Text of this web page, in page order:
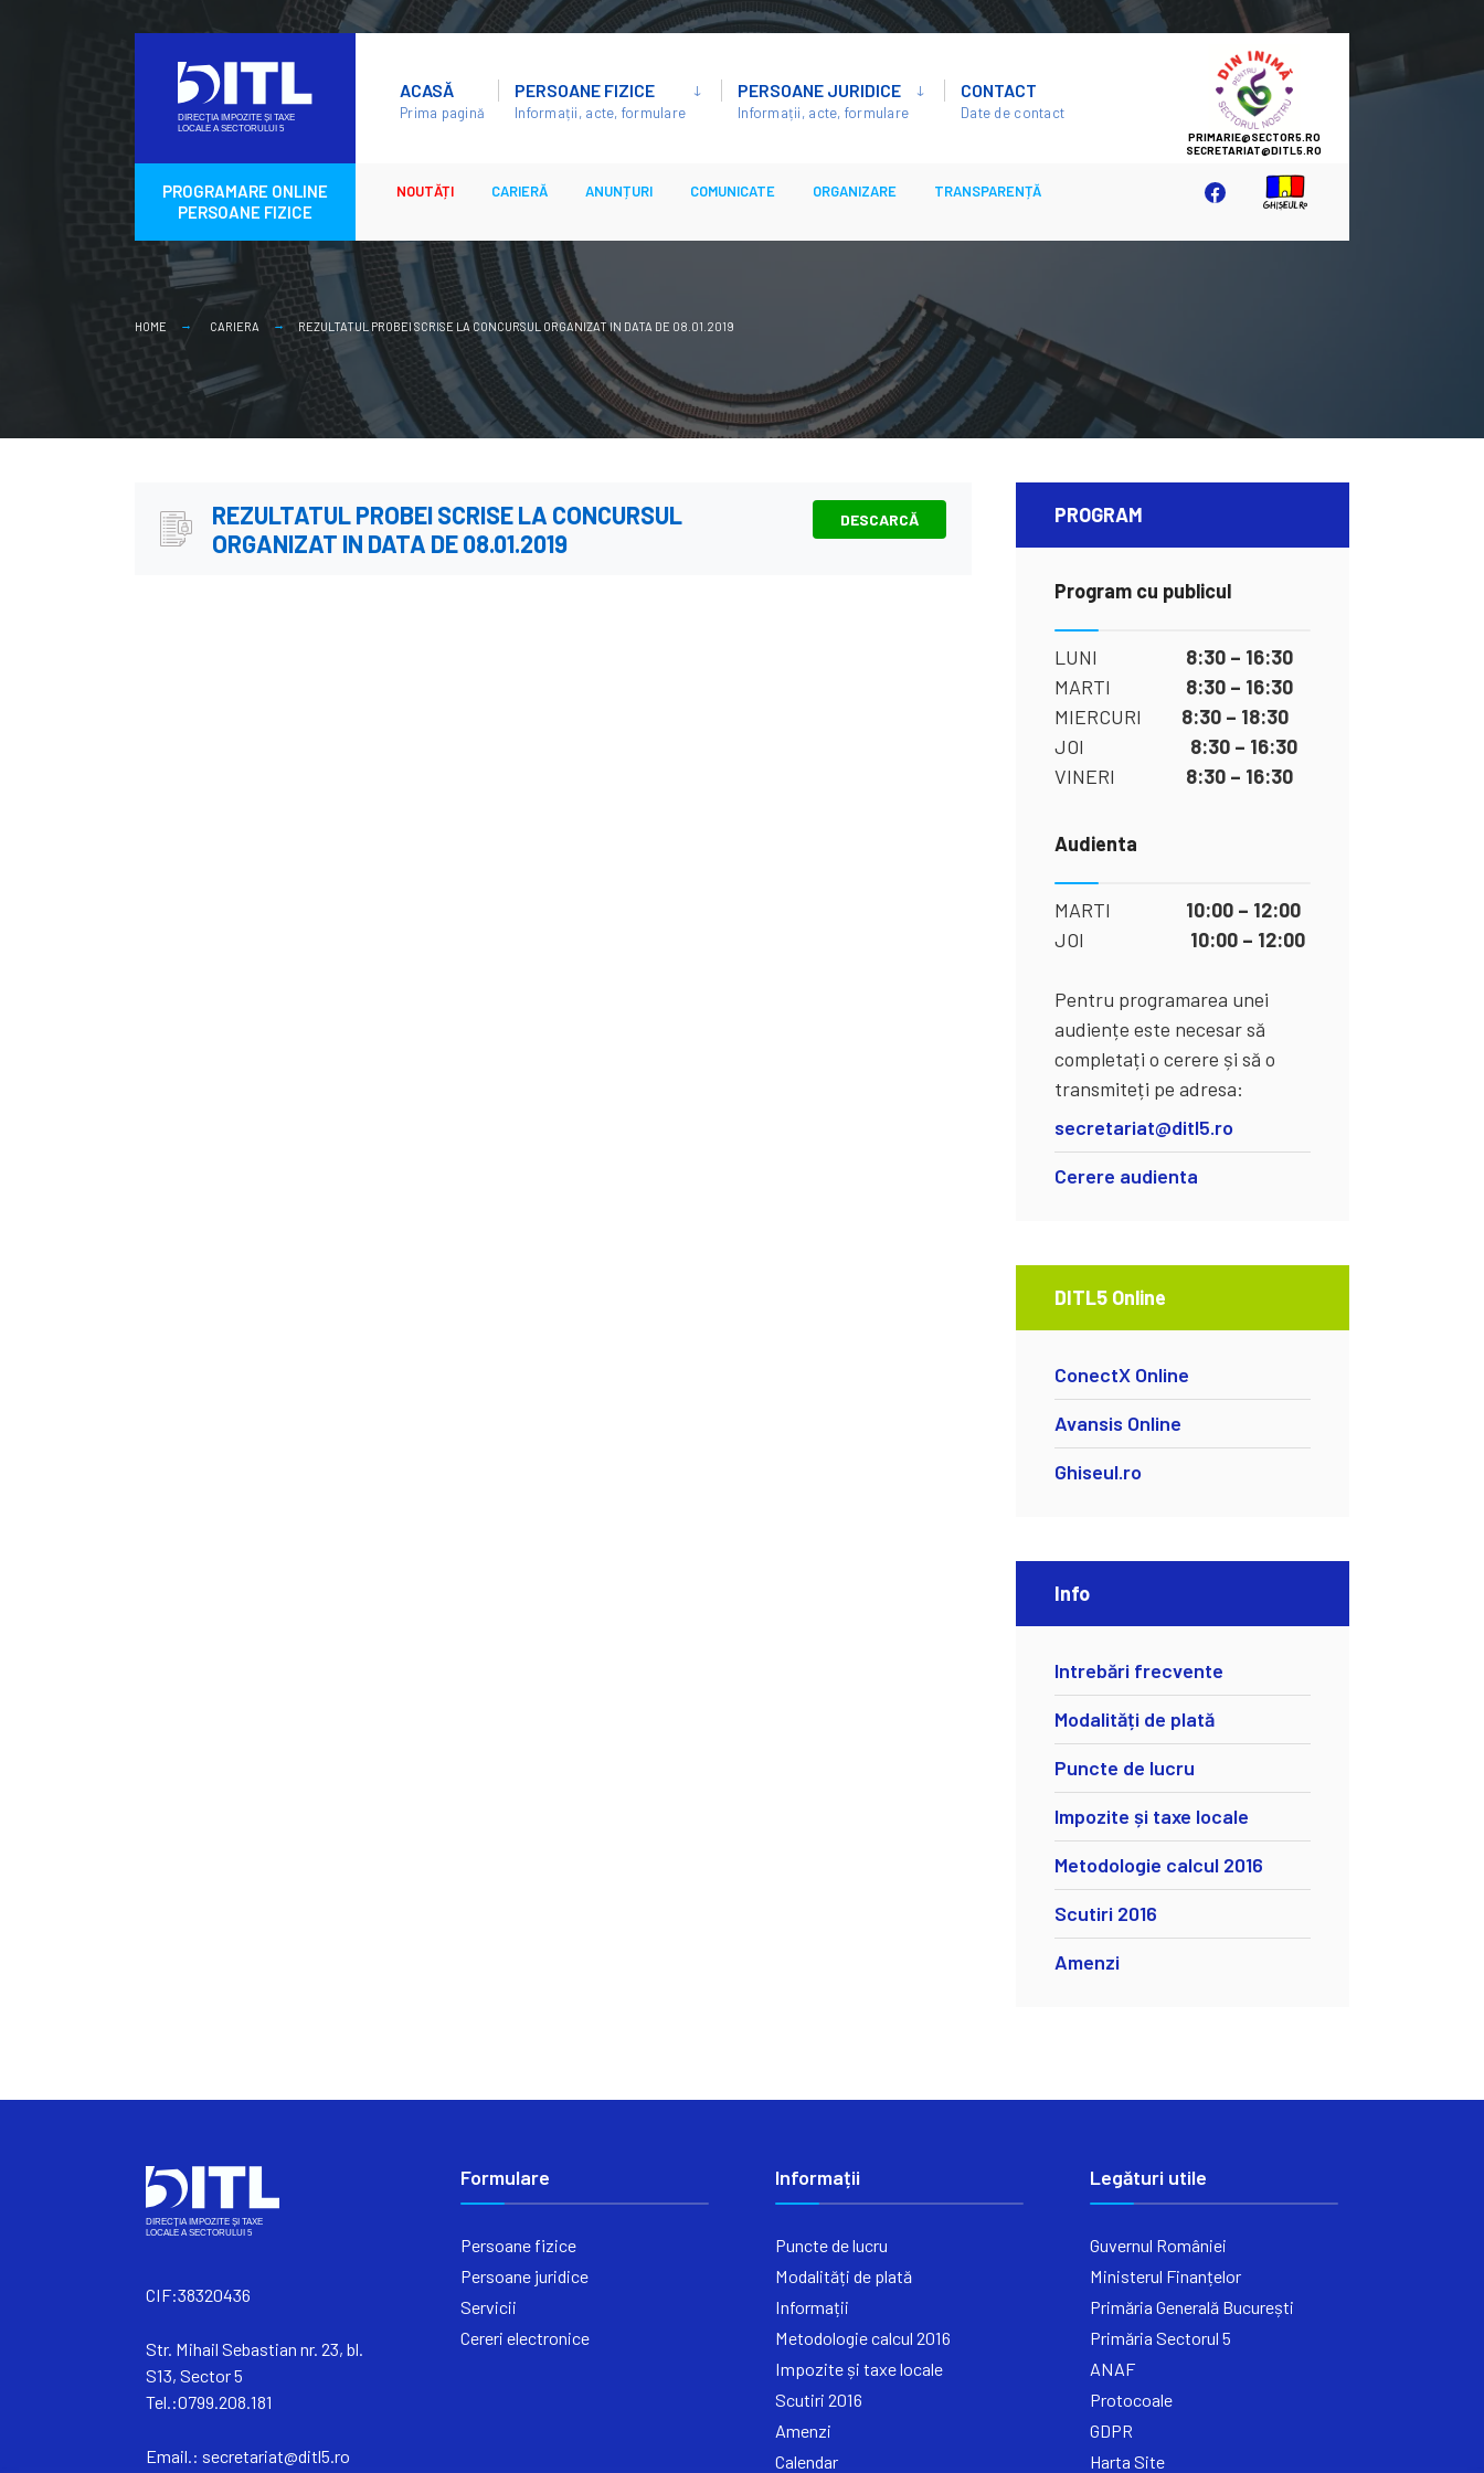
content
ACASĂ
Prima pagină
PERSOANE FIZICE
Informații, acte, formulare
PERSOANE JURIDICE
Informații, acte, formulare
CONTACT
Date de contact
SECTOR
5
PROGRAMARE ONLINE
PERSOANE FIZICE
NOUTĂȚI CARIERĂ ANUNȚURI COMUNICATE ORGANIZARE TRANSPARENȚĂ
HOME CARIERA REZULTATUL PROBEI SCRISE LA CONCURSUL ORGANIZAT IN DATA DE 08.01.2019
REZULTATUL PROBEI SCRISE LA CONCURSUL
ORGANIZAT IN DATA DE 08.01.2019
DESCARCĂ PROGRAM
Program cu publicul
LUNI 8:30 – 16:30
MARTI 8:30 – 16:30
MIERCURI 8:30 – 18:30
JOI 8:30 – 16:30
VINERI 8:30 – 16:30
Audienta
MARTI 10:00 – 12:00
JOI 10:00 – 12:00
Pentru programarea unei
audiențe este necesar să
completați o cerere și să o
transmiteți pe adresa:
secretariat@ditl5.ro
Cerere audienta
DITL5 Online
ConectX Online
Avansis Online
Ghiseul.ro
Info
Intrebări frecvente
Modalități de plată
Puncte de lucru
Impozite și taxe locale
Metodologie calcul 2016
Scutiri 2016
Amenzi
CIF:38320436
Str. Mihail Sebastian nr. 23, bl.
S13, Sector 5
Tel.:0799.208.181
Email.: secretariat@ditl5.ro
Formulare
Persoane fizice
Persoane juridice
Servicii
Cereri electronice
Informații
Puncte de lucru
Modalități de plată
Informații
Metodologie calcul 2016
Impozite și taxe locale
Scutiri 2016
Amenzi
Calendar
Legături utile
Guvernul României
Ministerul Finanțelor
Primăria Generală București
Primăria Sectorul 5
ANAF
Protocoale
GDPR
Harta Site